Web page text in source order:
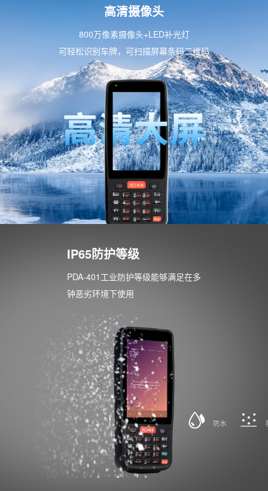
高清摄像头
800万像素摄像头+LED补光灯
可轻松识别车牌，可扫描屏幕条码二维码
IP65防护等级
PDA-401工业防护等级能够满足在多
钟恶劣环境下使用